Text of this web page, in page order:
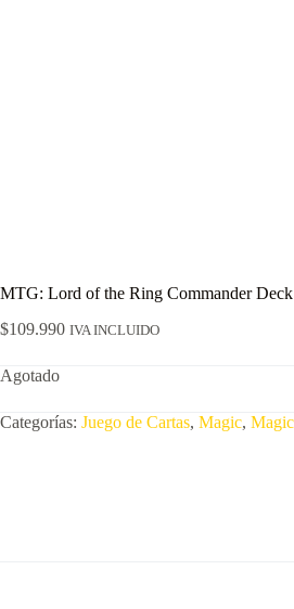
MTG: Lord of the Ring Commander
$109.990 IVA INCLUIDO
Agotado
Categorías: Juego de Cartas, Magic,